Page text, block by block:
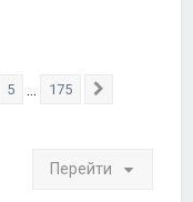
5 175
Перейти